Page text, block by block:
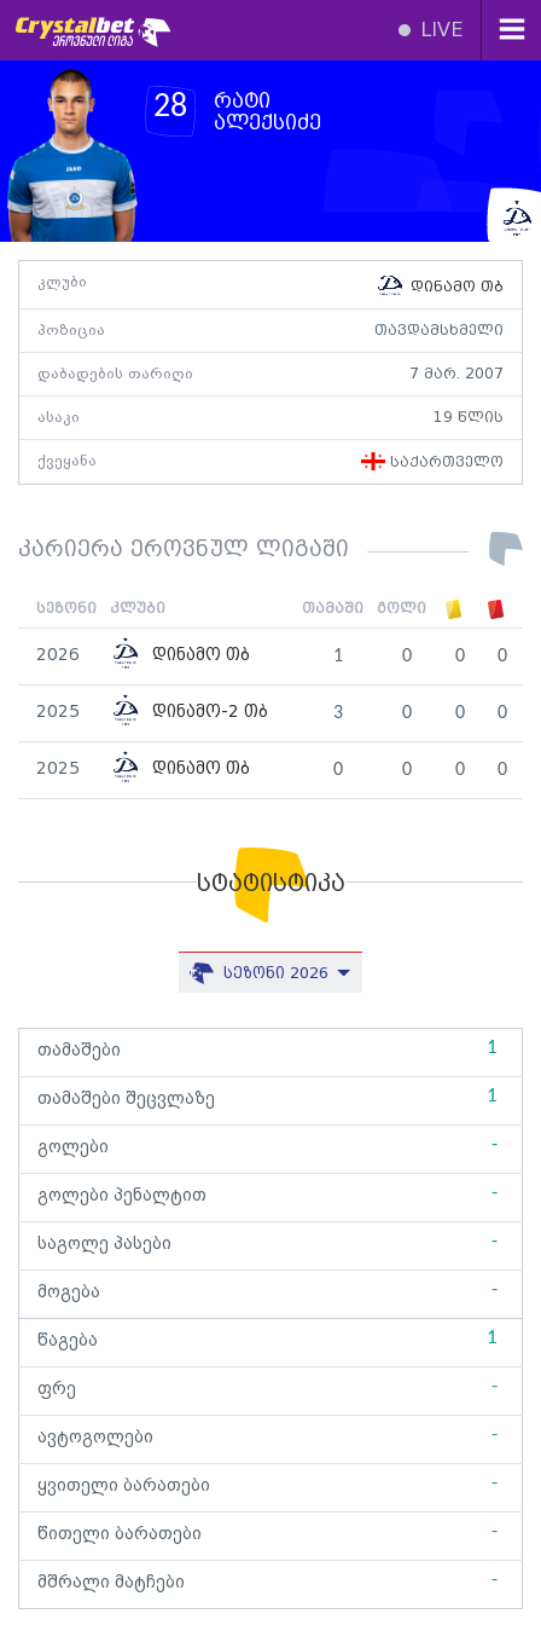
LIVE
28
რატი
ალექსიძე
კლუბი დინამო თბ
პოზიცია თავდამსხმელი
დაბადების თარიღი 7 მარ. 2007
ასაკი 19 წლის
ქვეყანა საქართველო
კარიერა ეროვნულ ლიგაში
სეზონი კლუბი თამაში გოლი
2026 დინამო თბ 1 0 0 0
2025 დინამო-2 თბ 3 0 0 0
2025 დინამო თბ 0 0 0 0
სტატისტიკა
სეზონი 2026
თამაშები 1
თამაშები შეცვლაზე 1
გოლები -
გოლები პენალტით -
საგოლე პასები -
მოგება -
წაგება 1
ფრე -
ავტოგოლები -
ყვითელი ბარათები -
წითელი ბარათები -
მშრალი მატჩები -